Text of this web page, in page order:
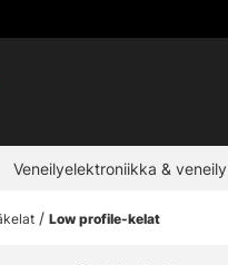
Veneilyelektroniikka & veneily
Low profile-kelat